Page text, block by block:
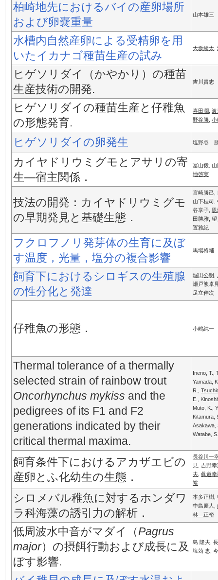
柏崎地先におけるバイの産卵場所
および卵嚢重量
山本雄三
水槽内自然産卵による受精卵を用
いたイカナゴ種苗生産の試み
大坂綾太
ヒゲソリダイ（かやかり）の種苗
生産技術の開発.
吉川貴志
ヒゲソリダイの種苗生産と仔稚魚
の形態発育.
喜田潤 渡
野谷勝 小
ヒゲソリダイの卵発生 塩野谷
カイヤドリウミグモとアサリの寄
生—宿主関係．
冨山毅,
地啓実
技法の開発：カイヤドリウミグモ
の早期発見と基礎生態．
宮崎勝己,
山下桂司,
谷享子,
田勝雅,
置雅紀
フクロフノリ発芽体の生育に及ぼ
す温度，光量，塩分の複合影響
馬場将輔
飼育下におけるシロギスの生殖腺
の性分化と発達
堀田公明
瀬戸熊卓
足立伸次
仔稚魚の形態． 小嶋純一
Thermal tolerance of a thermally
selected strain of rainbow trout
Oncorhynchus mykiss and the
pedigrees of its F1 and F2
generations indicated by their
critical thermal maxima.
Ineno, T.,
Yamada,
R.,
E.,
Muto, K.,
Kitamura,
Asakawa,
Watabe, S.
飼育条件下におけるアカザエビの
産卵とふ化幼生の生態．
長谷川一
見, 吉野幸
夫
眞道幸
裕
シロメバル稚魚に対するホンダワ
ラ科海藻の誘引力の解析．
本多正樹,
中島慶人,
林 正裕
低周波水中音がマダイ（Pagrus
major）の摂餌行動および成長に及
ぼす影響.
島 隆夫,
塩苅 恵,